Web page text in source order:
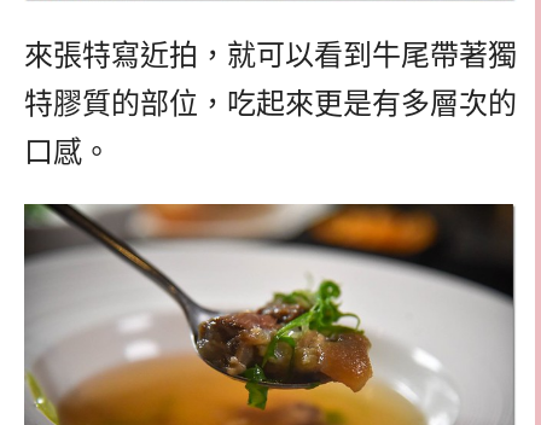
來張特寫近拍，就可以看到牛尾帶著獨
特膠質的部位，吃起來更是有多層次的
口感。